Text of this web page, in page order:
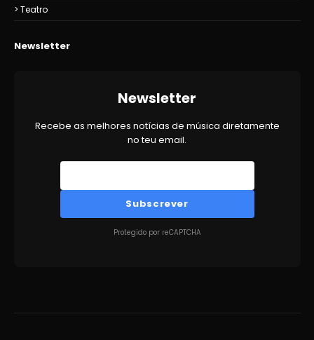
Teatro
Newsletter
Newsletter
Recebe as melhores notícias de música diretamente
no teu email.
Subscrever
Protegido por reCAPTCHA